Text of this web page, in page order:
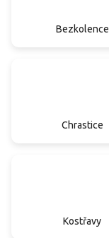
Bezkolence
Chrastice
Kostřavy